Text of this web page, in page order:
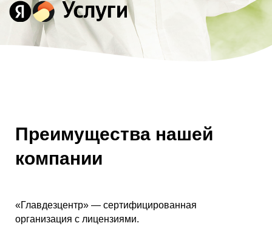
Преимущества нашей
компании
«Главдезцентр» — сертифицированная
организация с лицензиями.